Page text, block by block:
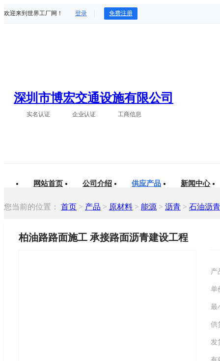
欢迎来到世界工厂网！ 登录 免费注册
深圳市博宏交通设施有限公司
实名认证 企业认证 工商信息
网站首页 公司介绍 供应产品 新闻中心
您当前的位置： 首页 > 产品 > 原材料 > 能源 > 沥青 > 石油沥青
柏油路路面施工 承接路面沥青建设工程
产
单
最
供
发